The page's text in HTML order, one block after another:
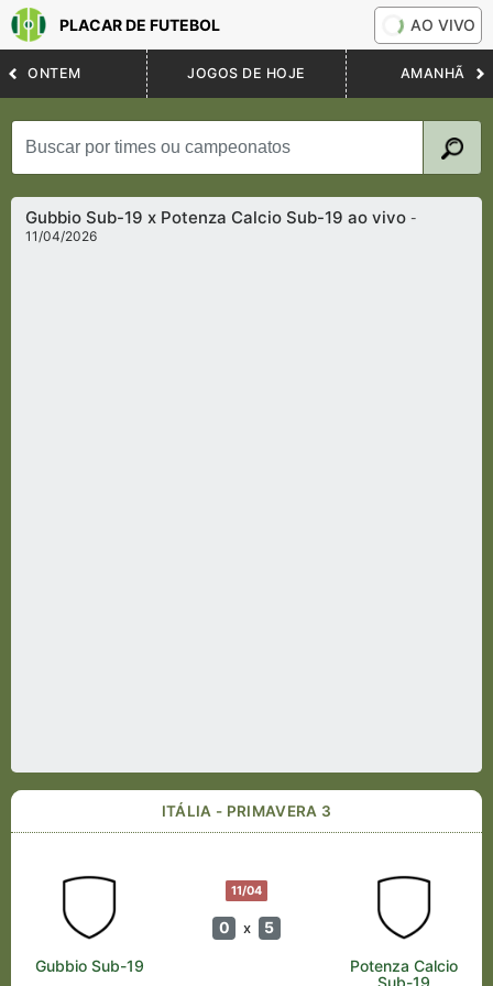
PLACAR DE FUTEBOL AO VIVO
ONTEM JOGOS DE HOJE AMANHÃ
Gubbio Sub-19 x Potenza Calcio Sub-19 ao vivo-
11/04/2026
ITÁLIA - PRIMAVERA 3
11/04
0 x 5
Gubbio Sub-19
Potenza Calcio
Sub-19